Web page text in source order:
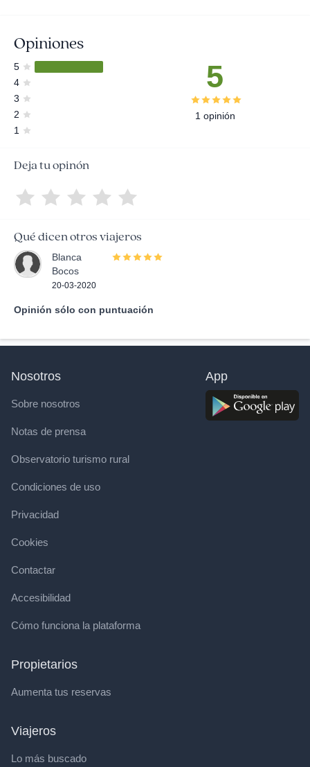
Opiniones
5
4
3
2
1
5
1 opinión
Deja tu opinón
Qué dicen otros viajeros
Blanca
Bocos
20-03-2020
Opinión sólo con puntuación
Nosotros
Sobre nosotros
Notas de prensa
Observatorio turismo rural
Condiciones de uso
Privacidad
Cookies
Contactar
Accesibilidad
Cómo funciona la plataforma
Propietarios
Aumenta tus reservas
Viajeros
Lo más buscado
App